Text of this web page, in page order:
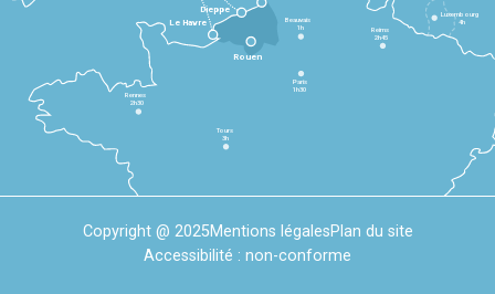
Le Havre
Dieppe
Rennes
2h30
Tours
3h
Paris
1h30
Beauvais
1h
Reims
2h45
Luxembourg
4h
Rouen
Copyright @ 2025Mentions légalesPlan du site
Accessibilité : non-conforme